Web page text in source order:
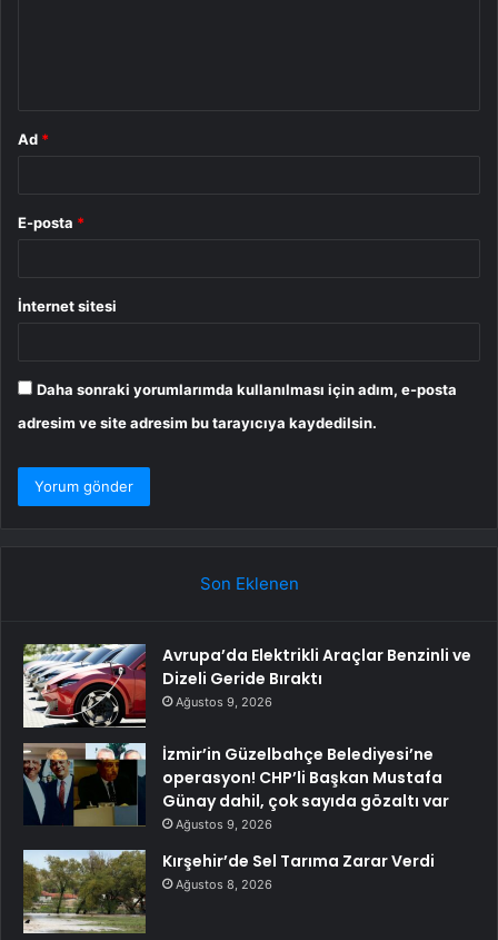
Ad *
E-posta *
İnternet sitesi
Daha sonraki yorumlarımda kullanılması için adım, e-posta
adresim ve site adresim bu tarayıcıya kaydedilsin.
Son Eklenen
Avrupa’da Elektrikli Araçlar Benzinli ve
Dizeli Geride Bıraktı
Ağustos 9, 2026
İzmir’in Güzelbahçe Belediyesi’ne
operasyon! CHP’li Başkan Mustafa
Günay dahil, çok sayıda gözaltı var
Ağustos 9, 2026
Kırşehir’de Sel Tarıma Zarar Verdi
Ağustos 8, 2026